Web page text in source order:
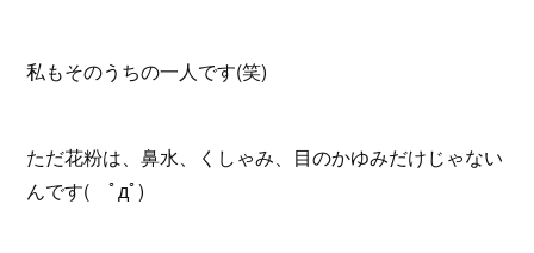
私もそのうちの一人です(笑)
ただ花粉は、鼻水、くしゃみ、目のかゆみだけじゃない
んです( ﾟдﾟ)